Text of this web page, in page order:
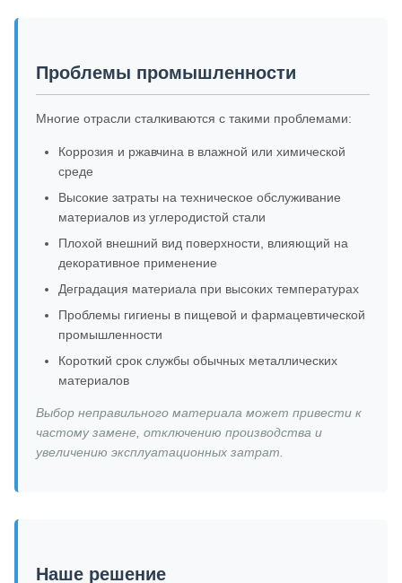
Проблемы промышленности
Многие отрасли сталкиваются с такими проблемами:
Коррозия и ржавчина в влажной или химической
среде
Высокие затраты на техническое обслуживание
материалов из углеродистой стали
Плохой внешний вид поверхности, влияющий на
декоративное применение
Деградация материала при высоких температурах
Проблемы гигиены в пищевой и фармацевтической
промышленности
Короткий срок службы обычных металлических
материалов
Выбор неправильного материала может привести к
частому замене, отключению производства и
увеличению эксплуатационных затрат.
Наше решение